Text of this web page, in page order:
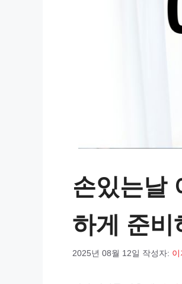
손있는날
하게 준비
2025년 08월 12일 작성자: 이